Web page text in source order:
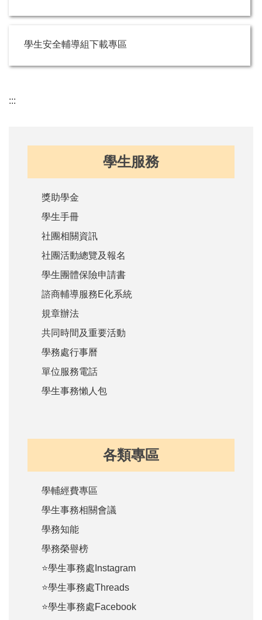
學生安全輔導組下載專區
:::
學生服務
獎助學金
學生手冊
社團相關資訊
社團活動總覽及報名
學生團體保險申請書
諮商輔導服務E化系統
規章辦法
共同時間及重要活動
學務處行事曆
單位服務電話
學生事務懶人包
各類專區
學輔經費專區
學生事務相關會議
學務知能
學務榮譽榜
⭐學生事務處Instagram
⭐學生事務處Threads
⭐學生事務處Facebook